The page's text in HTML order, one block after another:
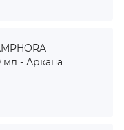
мл - Аркана